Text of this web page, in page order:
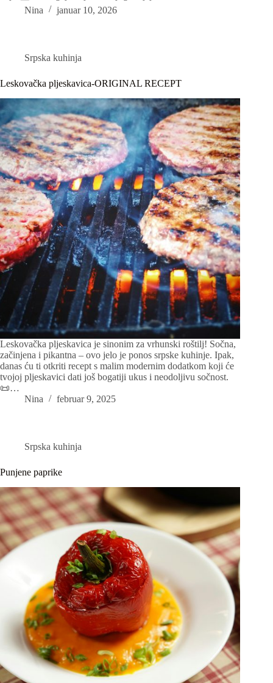
Nina
januar 10, 2026
Srpska kuhinja
Leskovačka pljeskavica-ORIGINAL RECEPT
Leskovačka pljeskavica je sinonim za vrhunski roštilj! Sočna,
začinjena i pikantna – ovo jelo je ponos srpske kuhinje. Ipak,
danas ću ti otkriti recept s malim modernim dodatkom koji će
tvojoj pljeskavici dati još bogatiji ukus i neodoljivu sočnost.
📜…
Nina
februar 9, 2025
Srpska kuhinja
Punjene paprike